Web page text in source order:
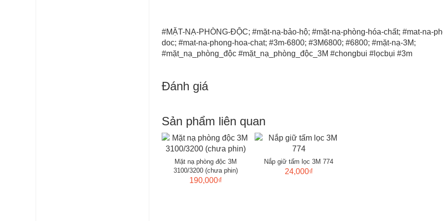
#MẶT-NẠ-PHÒNG-ĐỘC; #mặt-nạ-bảo-hộ; #mặt-nạ-phòng-hóa-chất; #mat-na-
doc; #mat-na-phong-hoa-chat; #3m-6800; #3M6800; #6800; #mặt-nạ-3M;
#mặt_nạ_phòng_độc #mặt_nạ_phòng_độc_3M #chongbui #lọcbụi #3m
Đánh giá
Sản phẩm liên quan
Mặt nạ phòng độc 3M
3100/3200 (chưa phin)
190,000₫
Nắp giữ tấm lọc 3M 774
24,000₫